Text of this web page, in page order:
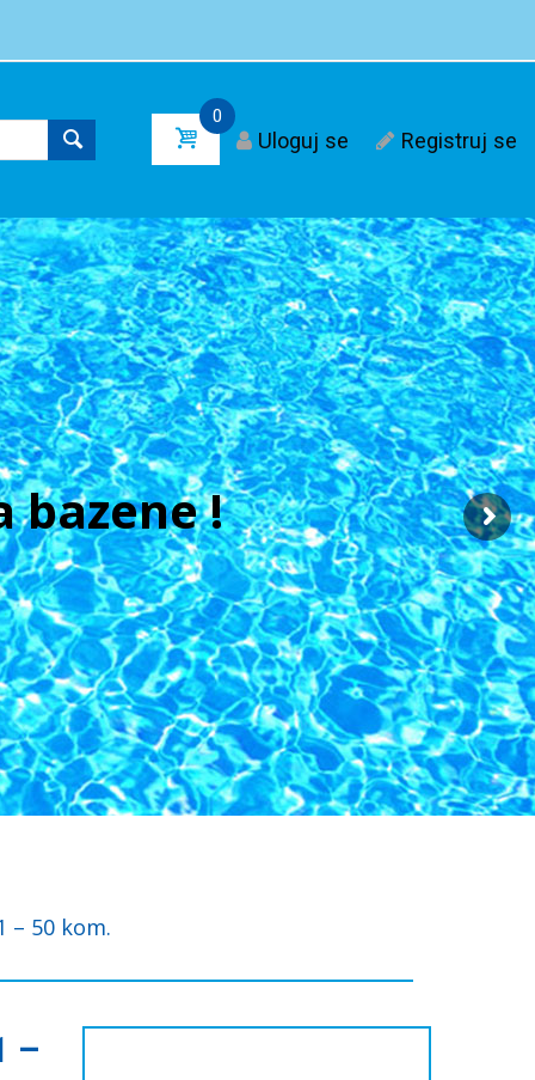
0
Uloguj se Registruj se
bazene !
– 50 kom.
–